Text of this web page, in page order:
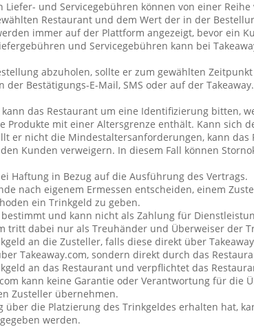
und Servicegebühren können von einer Reihe
Restaurant und dem Wert der in der
immer auf der Plattform angezeigt, bevor ein
und Servicegebühren kann bei
abzuholen, sollte er zum gewählten
der Bestätigungs-E-Mail, SMS oder auf der
das Restaurant um eine Identifizierung bitten,
Produkte mit einer Altersgrenze enthält. Kann sich
er nicht die Mindestaltersanforderungen, kann das
Kunden verweigern. In diesem Fall können
Haftung in Bezug auf die Ausführung des Vertrags.
nach eigenem Ermessen entscheiden, einem
ein Trinkgeld zu geben.
und kann nicht als Zahlung für
tritt dabei nur als Treuhänder und Überweiser der
an die Zusteller, falls diese direkt über
Takeaway.com, sondern direkt durch das
an das Restaurant und verpflichtet das
kann keine Garantie oder Verantwortung für die
Zusteller übernehmen.
über die Platzierung des Trinkgeldes erhalten hat,
werden.